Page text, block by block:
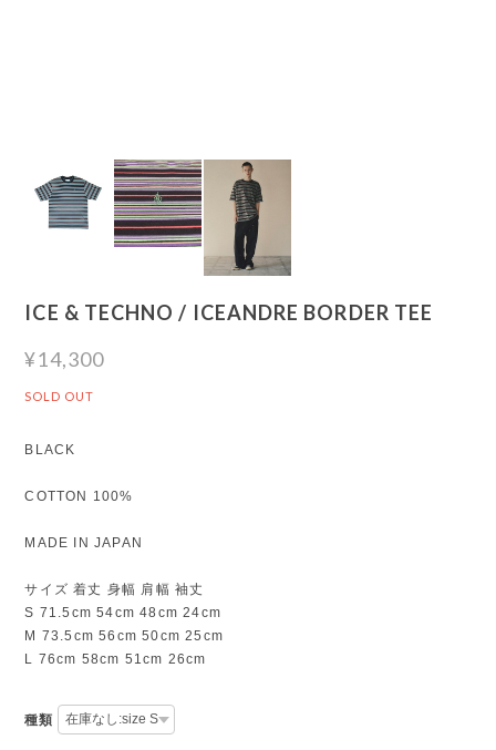
ICE & TECHNO / ICEANDRE BORDER TEE
¥14,300
SOLD OUT
BLACK
COTTON 100%
MADE IN JAPAN
サイズ 着丈 身幅 肩幅 袖丈
S 71.5cm 54cm 48cm 24cm
M 73.5cm 56cm 50cm 25cm
L 76cm 58cm 51cm 26cm
種類